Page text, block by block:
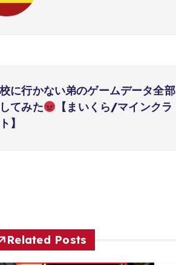
に行かない弟のゲームデータ全部
てみた
【まいくら/マインクラ
】
Related Posts